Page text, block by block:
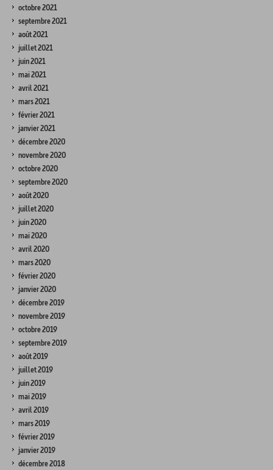
octobre 2021
septembre 2021
août 2021
juillet 2021
juin 2021
mai 2021
avril 2021
mars 2021
février 2021
janvier 2021
décembre 2020
novembre 2020
octobre 2020
septembre 2020
août 2020
juillet 2020
juin 2020
mai 2020
avril 2020
mars 2020
février 2020
janvier 2020
décembre 2019
novembre 2019
octobre 2019
septembre 2019
août 2019
juillet 2019
juin 2019
mai 2019
avril 2019
mars 2019
février 2019
janvier 2019
décembre 2018